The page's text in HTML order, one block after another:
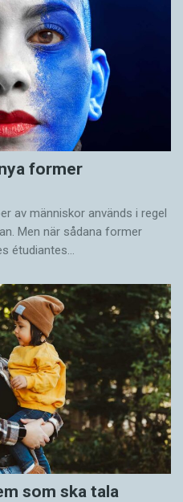
former
av människor används i regel
Men när sådana ­former
étudiantes…
som ska tala